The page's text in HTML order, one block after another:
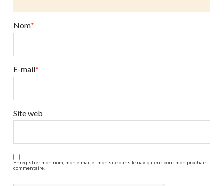
vos
objectifs
Nom*
E-mail*
Site web
Enregistrer mon nom, mon e-mail et mon site dans le navigateur pour mon prochain
commentaire.